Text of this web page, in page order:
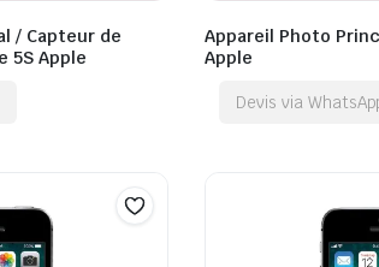
/ Capteur de
5S Apple
Appareil Photo
Apple
Devis via